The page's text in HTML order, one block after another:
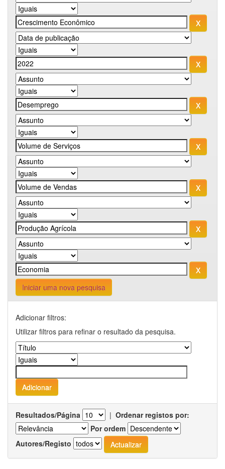
Iniciar uma nova pesquisa
Adicionar filtros:
Utilizar filtros para refinar o resultado da pesquisa.
Resultados/Página | Ordenar registos por:
Por ordem
Autores/Registo